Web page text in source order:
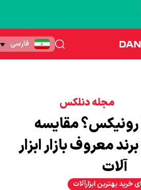
فارسی
مجله دنلکس
مقایسه
معروف بازار ابزار
آلات
خرید بهترین ابزارآلات